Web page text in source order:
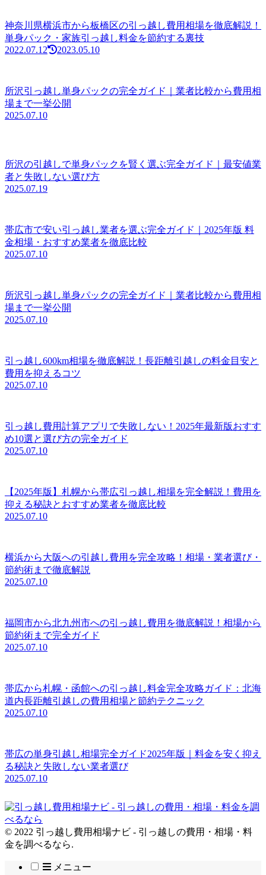
神奈川県横浜市から板橋区の引っ越し費用相場を徹底解説！
単身パック・家族引っ越し料金を節約する裏技
2022.07.12
2023.05.10
所沢引っ越し単身パックの完全ガイド｜業者比較から費用相
場まで一挙公開
2025.07.10
所沢の引越しで単身パックを賢く選ぶ完全ガイド｜最安値業
者と失敗しない選び方
2025.07.19
帯広市で安い引っ越し業者を選ぶ完全ガイド｜2025年版 料
金相場・おすすめ業者を徹底比較
2025.07.10
所沢引っ越し単身パックの完全ガイド｜業者比較から費用相
場まで一挙公開
2025.07.10
引っ越し600km相場を徹底解説！長距離引越しの料金目安と
費用を抑えるコツ
2025.07.10
引っ越し費用計算アプリで失敗しない！2025年最新版おすす
め10選と選び方の完全ガイド
2025.07.10
【2025年版】札幌から帯広引っ越し相場を完全解説！費用を
抑える秘訣とおすすめ業者を徹底比較
2025.07.10
横浜から大阪への引越し費用を完全攻略！相場・業者選び・
節約術まで徹底解説
2025.07.10
福岡市から北九州市への引っ越し費用を徹底解説！相場から
節約術まで完全ガイド
2025.07.10
帯広から札幌・函館への引っ越し料金完全攻略ガイド：北海
道内長距離引越しの費用相場と節約テクニック
2025.07.10
帯広の単身引越し相場完全ガイド2025年版｜料金を安く抑え
る秘訣と失敗しない業者選び
2025.07.10
© 2022 引っ越し費用相場ナビ - 引っ越しの費用・相場・料
金を調べるなら.
メニュー